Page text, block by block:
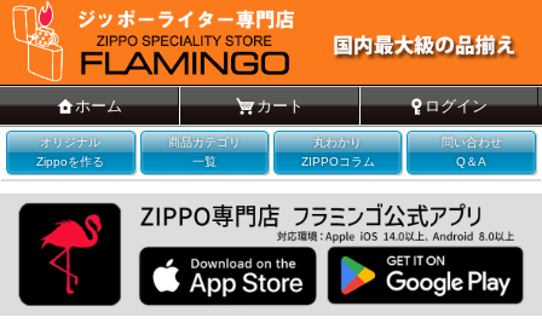
ホーム カート ログイン
オリジナル
Zippoを作る
商品カテゴリ
一覧
丸わかり
ZIPPOコラム
問い合わせ
Q＆A